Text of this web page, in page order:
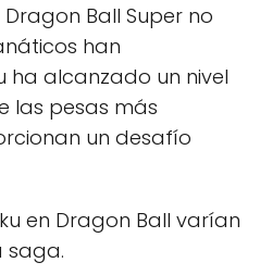
Ball Super no
han
ha alcanzado un nivel
las pesas más
un desafío
en Dragon Ball varían
saga.